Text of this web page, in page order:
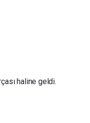
haline geldi.